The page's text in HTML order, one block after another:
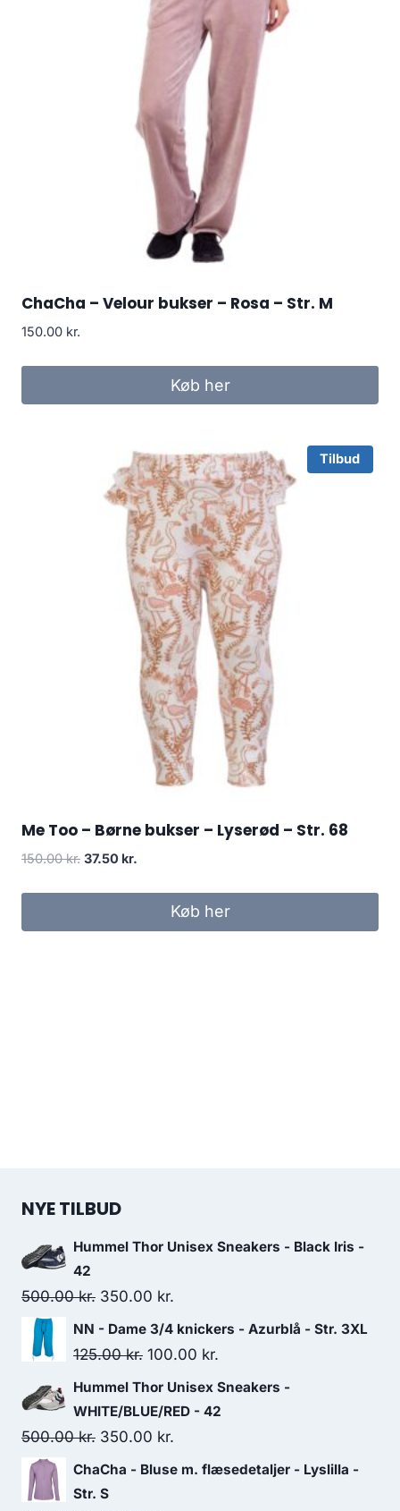
ChaCha – Velour bukser – Rosa – Str. M
150.00 kr.
Køb her
Tilbud
Me Too – Børne bukser – Lyserød – Str. 68
150.00kr. Original
37.50 kr.
37.50 kr..Køb her
NYE TILBUD
Hummel Thor Unisex Sneakers - Black Iris -
42
500.00kr. Original
price
was:
350.00 kr.
price
is:
NN - Dame 3/4 knickers - Azurblå - Str. 3XL
125.00kr. Original
price
was:
125.00 kr..
100.00 kr.
price
is:
Hummel Thor Unisex Sneakers -
WHITE/BLUE/RED - 42
500.00kr. Original
price
was:
350.00 kr.
price
ChaCha - Bluse m. flæsedetaljer - Lyslilla -
Str. S